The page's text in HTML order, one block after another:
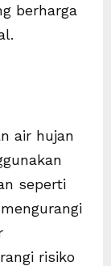
berharga
air hujan
seperti
risiko